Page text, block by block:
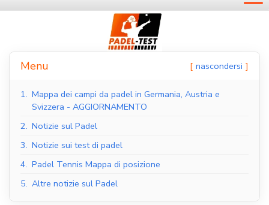
Menu nascondersi
1. Mappa dei campi da padel in Germania, Austria e
Svizzera - AGGIORNAMENTO
2. Notizie sul Padel
3. Notizie sui test di padel
4. Padel Tennis Mappa di posizione
5. Altre notizie sul Padel